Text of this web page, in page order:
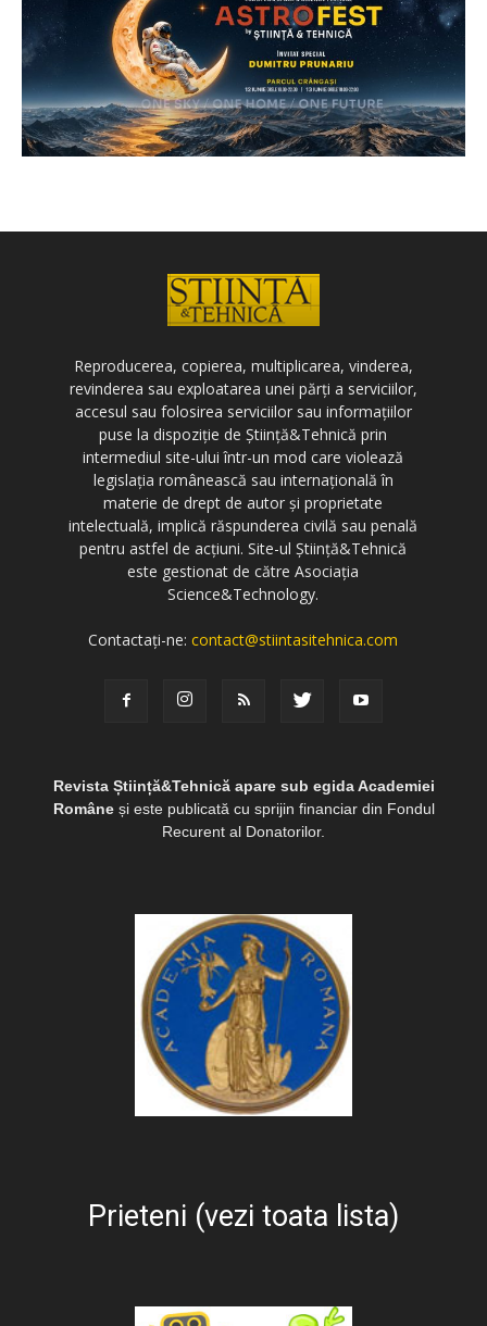
Reproducerea, copierea, multiplicarea, vinderea,
revinderea sau exploatarea unei părți a serviciilor,
accesul sau folosirea serviciilor sau informațiilor
puse la dispoziție de Știință&Tehnică prin
intermediul site-ului într-un mod care violează
legislația românească sau internațională în
materie de drept de autor și proprietate
intelectuală, implică răspunderea civilă sau penală
pentru astfel de acțiuni. Site-ul Știință&Tehnică
este gestionat de către Asociația
Science&Technology.
Contactați-ne:contact@stiintasitehnica.com
Revista Știință&Tehnică apare sub egida Academiei
Româneși este publicată cu sprijin financiar din Fondul
Recurent al Donatorilor.
Prieteni (vezi toata lista)